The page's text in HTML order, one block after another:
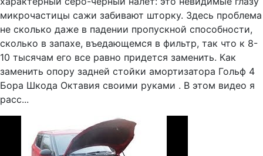
микрочастицы сажи забивают шторку. Здесь проблема
не сколько даже в падении пропускной способности,
сколько в запахе, въедающемся в фильтр, так что к 8-
10 тысячам его все равно придется заменить. Как
заменить опору задней стойки амортизатора Гольф 4
Бора Шкода Октавия своими руками . В этом видео я
расс...